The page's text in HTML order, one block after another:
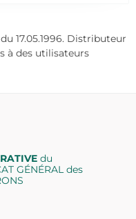
17.05.1996. Distributeur
à des utilisateurs
du
GÉNÉRAL des